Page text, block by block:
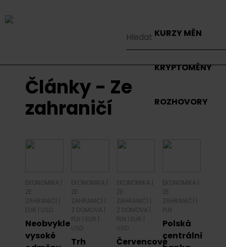
KURZY MĚN
KRYPTOMĚNY
ROZHOVORY
Články - Ze
zahraničí
EKONOMIKA
ZE
ZAHRANIČÍ
EUR
USD
Neobvykle
vysoké
EKONOMIKA
ZE
ZAHRANIČÍ
Z DOMOVA
PLN
EUR
USD
Trh
EKONOMIKA
ZE
ZAHRANIČÍ
Z DOMOVA
PLN
EUR
USD
Červencové
EKONOMIKA
ZE
ZAHRANIČÍ
PLN
Polská
centrální